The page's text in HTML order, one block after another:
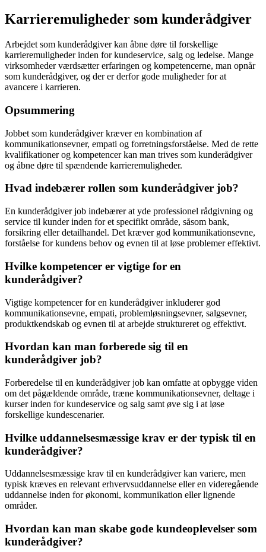
Karrieremuligheder som kunderådgiver
Arbejdet som kunderådgiver kan åbne døre til forskellige
karrieremuligheder inden for kundeservice, salg og ledelse. Mange
virksomheder værdsætter erfaringen og kompetencerne, man opnår
som kunderådgiver, og der er derfor gode muligheder for at
avancere i karrieren.
Opsummering
Jobbet som kunderådgiver kræver en kombination af
kommunikationsevner, empati og forretningsforståelse. Med de rette
kvalifikationer og kompetencer kan man trives som kunderådgiver
og åbne døre til spændende karrieremuligheder.
Hvad indebærer rollen som kunderådgiver job?
En kunderådgiver job indebærer at yde professionel rådgivning og
service til kunder inden for et specifikt område, såsom bank,
forsikring eller detailhandel. Det kræver god kommunikationsevne,
forståelse for kundens behov og evnen til at løse problemer effektivt.
Hvilke kompetencer er vigtige for en
kunderådgiver?
Vigtige kompetencer for en kunderådgiver inkluderer god
kommunikationsevne, empati, problemløsningsevner, salgsevner,
produktkendskab og evnen til at arbejde struktureret og effektivt.
Hvordan kan man forberede sig til en
kunderådgiver job?
Forberedelse til en kunderådgiver job kan omfatte at opbygge viden
om det pågældende område, træne kommunikationsevner, deltage i
kurser inden for kundeservice og salg samt øve sig i at løse
forskellige kundescenarier.
Hvilke uddannelsesmæssige krav er der typisk til en
kunderådgiver?
Uddannelsesmæssige krav til en kunderådgiver kan variere, men
typisk kræves en relevant erhvervsuddannelse eller en videregående
uddannelse inden for økonomi, kommunikation eller lignende
områder.
Hvordan kan man skabe gode kundeoplevelser som
kunderådgiver?